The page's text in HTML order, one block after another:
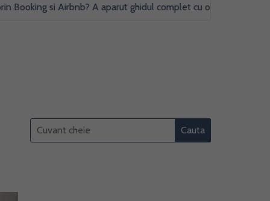
si Airbnb? A aparut ghidul complet cu obligatii fiscale si